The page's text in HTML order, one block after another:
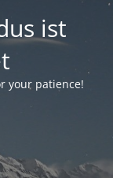
ist
your patience!